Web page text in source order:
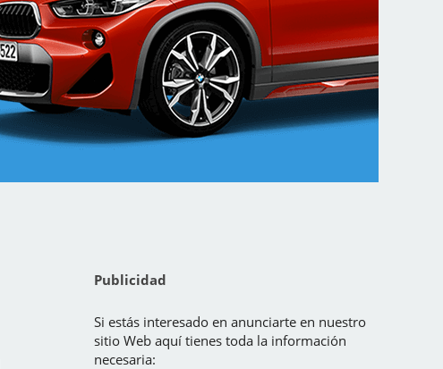
Publicidad
Si estás interesado en anunciarte en nuestro
sitio Web aquí tienes toda la información
necesaria: